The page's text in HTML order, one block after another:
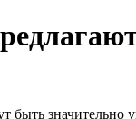
быть